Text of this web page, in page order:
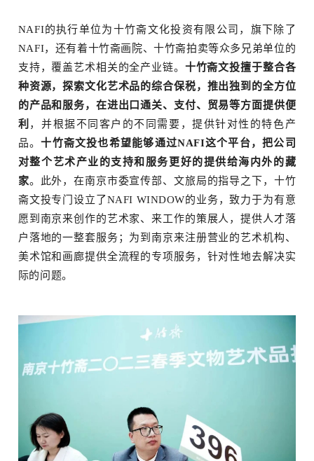
NAFI的执行单位为十竹斋文化投资有限公司，旗下除了
NAFI，还有着十竹斋画院、十竹斋拍卖等众多兄弟单位的
支持，覆盖艺术相关的全产业链。 十竹斋文投擅于整合各
种资源，探索文化艺术品的综合保税，推出独到的全方位
的产品和服务，在进出口通关、支付、贸易等方面提供便
利 ，并根据不同客户的不同需要，提供针对性的特色产
品。十竹斋文投也希望能够通过NAFI这个平台，把公司
对整个艺术产业的支持和服务更好的提供给海内外的藏
家。此外，在南京市委宣传部、文旅局的指导之下，十竹
斋文投专门设立了NAFI WINDOW的业务，致力于为有意
愿到南京来创作的艺术家、来工作的策展人，提供人才落
户落地的一整套服务；为到南京来注册营业的艺术机构、
美术馆和画廊提供全流程的专项服务，针对性地去解决实
际的问题。